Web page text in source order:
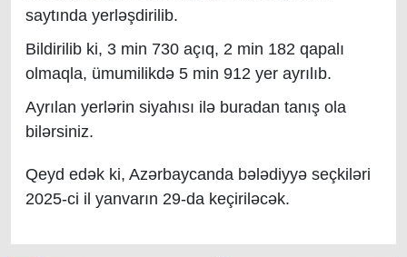
saytında yerləşdirilib.
Bildirilib ki, 3 min 730 açıq, 2 min 182 qapalı
olmaqla, ümumilikdə 5 min 912 yer ayrılıb.
Ayrılan yerlərin siyahısı ilə buradan tanış ola
bilərsiniz.
Qeyd edək ki, Azərbaycanda bələdiyyə seçkiləri
2025-ci il yanvarın 29-da keçiriləcək.